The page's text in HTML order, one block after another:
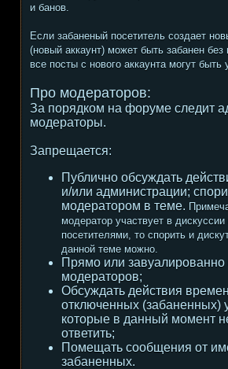
и банов.
Если забаненый посетитель создает
(новый аккаунт) может быть забанен
все посты с нового аккаунта могут быть
Про модераторов:
За порядком на форуме следит
модераторы.
Запрещается:
Публично обсуждать
и/или администрации;
модератором в теме.
модератор участвует в
посетителями, то спорить и
данной теме можно.
Прямо или завуалированно
модераторов;
Обсуждать действия
отключенных (забаненных)
которые в данный момент
ответить;
Помещать сообщения от
забаненных.